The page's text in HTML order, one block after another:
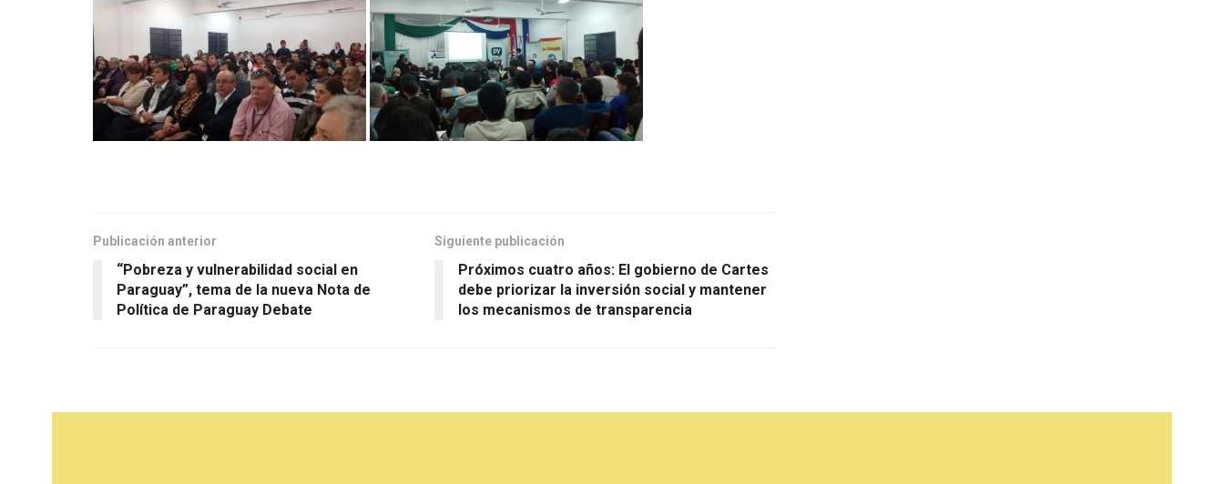
Publicación anterior
“Pobreza y vulnerabilidad social en
Paraguay”, tema de la nueva Nota de
Política de Paraguay Debate
Siguiente publicación
Próximos cuatro años: El gobierno de Cartes
debe priorizar la inversión social y mantener
los mecanismos de transparencia